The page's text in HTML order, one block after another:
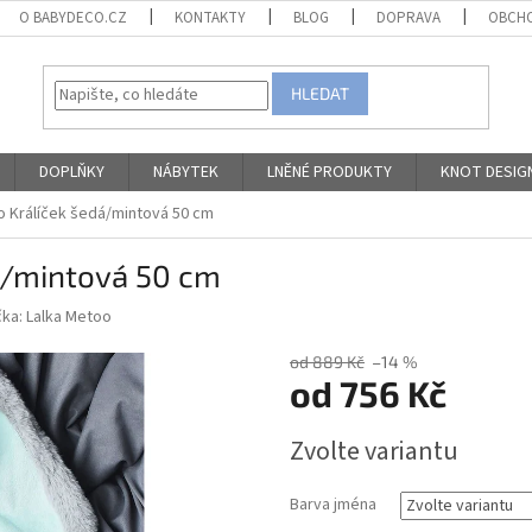
O BABYDECO.CZ KONTAKTY BLOG DOPRAVA
HLEDAT
DOPLŇKY NÁBYTEK LNĚNÉ PRODUKTY KNOT
Králíček šedá/mintová 50 cm
mintová 50 cm
Lalka Metoo
od 889 Kč –14 %
od 756 Kč
cena:
Zvolte variantu
Barva jména